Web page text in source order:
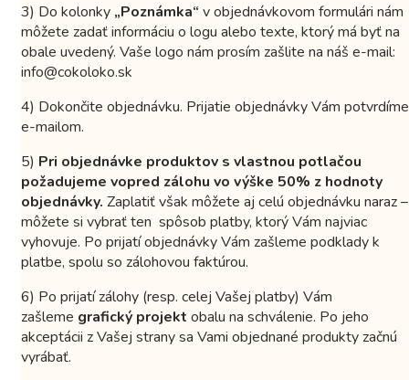
3) Do kolonky „Poznámka“ v objednávkovom formulári nám
môžete zadať informáciu o logu alebo texte, ktorý má byť na
obale uvedený. Vaše logo nám prosím zašlite na náš e-mail:
info@cokoloko.sk
4) Dokončite objednávku. Prijatie objednávky Vám potvrdíme
e-mailom.
5) Pri objednávke produktov s vlastnou potlačou
požadujeme vopred zálohu vo výške 50% z hodnoty
objednávky. Zaplatiť však môžete aj celú objednávku naraz –
môžete si vybrať ten spôsob platby, ktorý Vám najviac
vyhovuje. Po prijatí objednávky Vám zašleme podklady k
platbe, spolu so zálohovou faktúrou.
6) Po prijatí zálohy (resp. celej Vašej platby) Vám
zašleme grafický projekt obalu na schválenie. Po jeho
akceptácii z Vašej strany sa Vami objednané produkty začnú
vyrábať.